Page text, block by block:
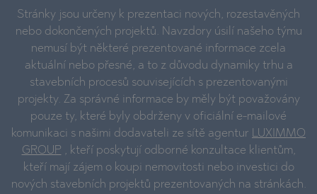
Stránky jsou určeny k prezentaci nových, rozestavěných
nebo dokončených projektů. Navzdory úsilí našeho týmu
nemusí být některé prezentované informace zcela
aktuální nebo přesné, a to z důvodu dynamiky trhu a
stavebních procesů souvisejících s prezentovanými
projekty. Za správné informace by měly být považovány
pouze ty, které byly obdrženy v oficiální e-mailové
komunikaci s našimi dodavateli ze sítě agentur LUXIMMO
GROUP , kteří poskytují odborné konzultace klientům,
kteří mají zájem o koupi nemovitosti nebo investici do
nových stavebních projektů prezentovaných na stránkách.